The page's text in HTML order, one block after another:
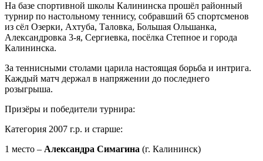
На базе спортивной школы Калининска прошёл районный
турнир по настольному теннису, собравший 65 спортсменов
из сёл Озерки, Ахтуба, Таловка, Большая Ольшанка,
Александровка 3-я, Сергиевка, посёлка Степное и города
Калининска.
За теннисными столами царила настоящая борьба и интрига.
Каждый матч держал в напряжении до последнего
розыгрыша.
Призёры и победители турнира:
Категория 2007 г.р. и старше:
1 место – Александра Симагина (г. Калининск)